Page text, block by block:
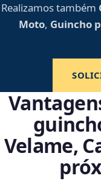
Realizamos também
Moto, Guincho
Velame,